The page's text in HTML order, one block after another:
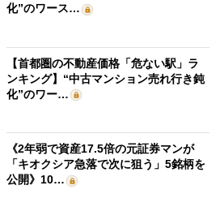
化”のワース…
【首都圏の不動産価格「危ない駅」ラ
ンキング】“中古マンション売れ行き鈍
化”のワー…
《2年弱で資産17.5倍の元証券マンが
「キオクシア急落で次に狙う」5銘柄を
公開》10…